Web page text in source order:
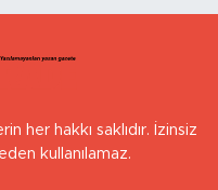
her hakkı saklıdır. İzinsiz
kullanılamaz.